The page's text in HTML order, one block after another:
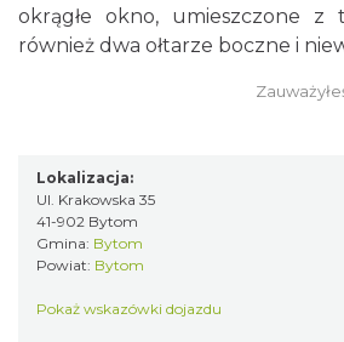
okrągłe okno, umieszczone z
również dwa ołtarze boczne i
Lokalizacja:
Ul. Krakowska 35
41-902 Bytom
Gmina: Bytom
Powiat: Bytom
Pokaż wskazówki dojazdu